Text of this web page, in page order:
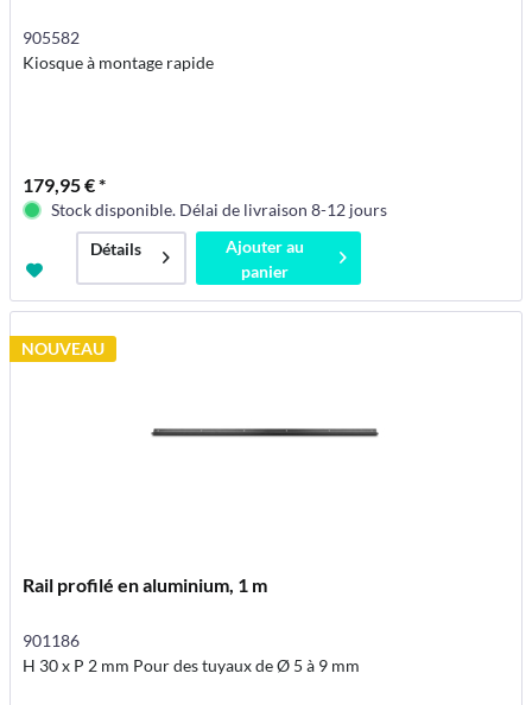
905582
Kiosque à montage rapide
179,95 € *
Stock disponible. Délai de livraison 8-12 jours
Détails
Ajouter au
panier
NOUVEAU
Rail profilé en aluminium, 1 m
901186
H 30 x P 2 mm Pour des tuyaux de Ø 5 à 9 mm